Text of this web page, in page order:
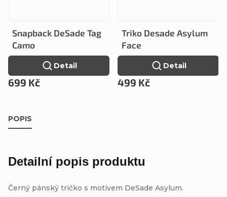
Snapback DeSade Tag
Camo
699 Kč
Detail
Triko Desade Asylum
Face
499 Kč
Detail
POPIS
Detailní popis produktu
Černý pánský tričko s motivem DeSade Asylum.